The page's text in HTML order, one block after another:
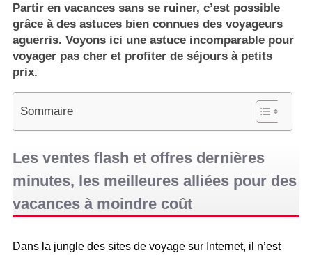
Partir en vacances sans se ruiner, c’est possible
grâce à des astuces bien connues des voyageurs
aguerris. Voyons ici une astuce incomparable pour
voyager pas cher et profiter de séjours à petits
prix.
Sommaire
Les ventes flash et offres dernières
minutes, les meilleures alliées pour des
vacances à moindre coût
Dans la jungle des sites de voyage sur Internet, il n’est